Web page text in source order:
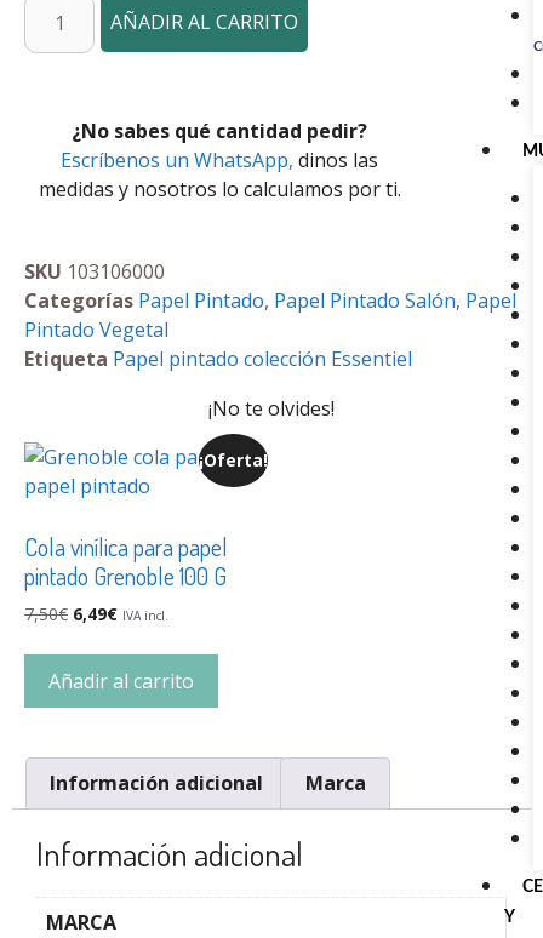
Y
AÑADIR AL CARRITO
¿No sabes qué cantidad pedir?
Escríbenos un WhatsApp, dinos las
medidas y nosotros lo calculamos por ti.
SKU 103106000
Categorías Papel Pintado, Papel Pintado Salón, Papel
Pintado Vegetal
Etiqueta Papel pintado colección Essentiel
¡No te olvides!
¡Oferta!
Cola vinílica para papel
pintado Grenoble 100 G
7,50€ 6,49€ IVA incl.
Añadir al carrito
Información adicional Marca
Información adicional
MARCA